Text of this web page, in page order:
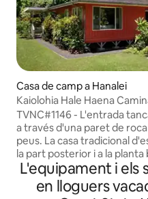
Casa de camp a Hanalei
Kaiolohia Hale Haena
Tunnels Beach
TVNC#1146 - L'entrada tancada et porta
a través d'una paret de
peus. La casa tradicional d'estil hawaià, a
la part posterior i a la planta
amagada darrere de la
les mestresses de casa. El jardí de la casa
Lanai crida la teva atenció
L'equipament i els
en lloguers